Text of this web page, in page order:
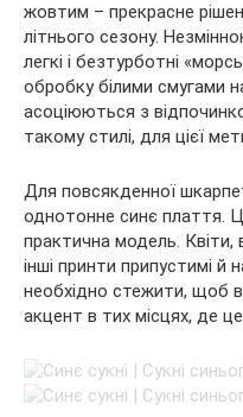
жовтим – прекрасне
літнього сезону.
легкі і безтурботні
обробку білими смугами
асоціюються з
такому стилі, для цієї
Для повсякденної
однотонне синє плаття.
практична модель. Квіти,
інші принти припустимі й
необхідно стежити, щоб
акцент в тих місцях, де